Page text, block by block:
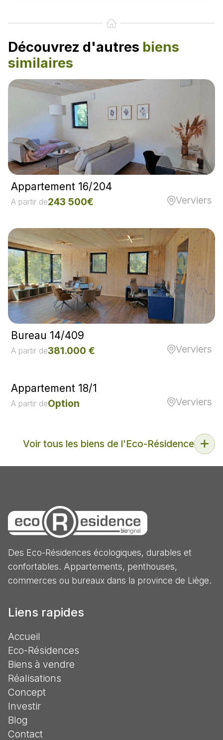
Découvrez d'autres biens
similaires
Appartement 16/204
A partir de243 500€ Verviers
Bureau 14/409
A partir de381.000 € Verviers
Appartement 18/1
A partir deOption Verviers
Voir tous les biens de l'Eco-Résidence
Des Eco-Résidences écologiques, durables et
confortables. Appartements, penthouses,
commerces ou bureaux dans la province de Liège.
Liens rapides
Accueil
Eco-Résidences
Biens à vendre
Réalisations
Concept
Investir
Blog
Contact